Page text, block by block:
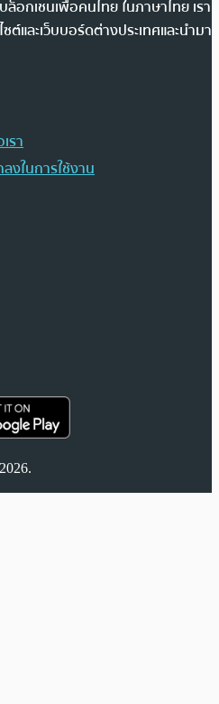
อกเชนเพื่อคนไทย ในภาษาไทย เรา
และเว็บบอร์ดต่างประเทศและนำมา
รา
งในการใช้งาน